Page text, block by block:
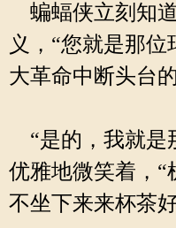
蝙蝠侠立刻知
义，“您就是那位
大革命中断头台
“是的，我就是
优雅地微笑着，“
不坐下来来杯茶